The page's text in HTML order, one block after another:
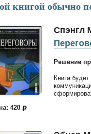
книгой обычно
Спэнгл
Решение
Книга
420